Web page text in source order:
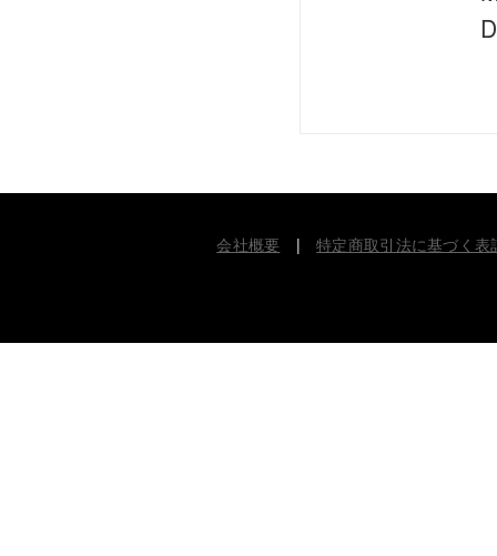
会社概要 |特定商取引法に基づく表